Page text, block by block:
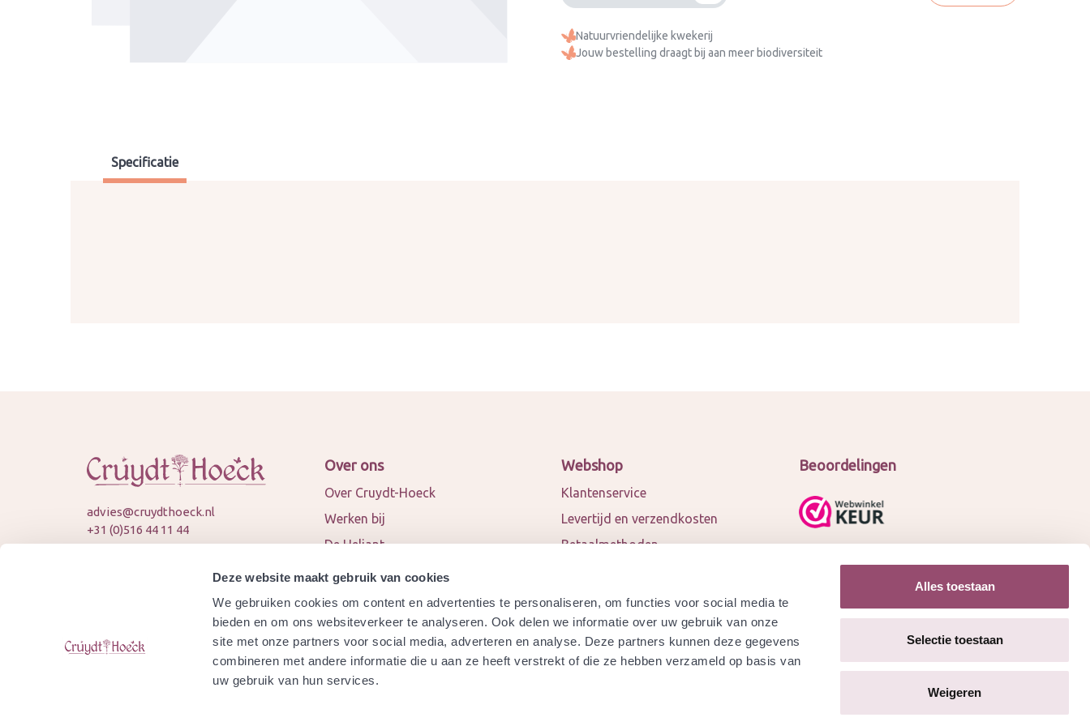
Deze website maakt gebruik van cookies
We gebruiken cookies om content en advertenties te personaliseren, om functies voor social media te
bieden en om ons websiteverkeer te analyseren. Ook delen we informatie over uw gebruik van onze
site met onze partners voor social media, adverteren en analyse. Deze partners kunnen deze gegevens
combineren met andere informatie die u aan ze heeft verstrekt of die ze hebben verzameld op basis van
uw gebruik van hun services.
Alles toestaan
Selectie toestaan
Weigeren
Natuurvriendelijke kwekerij
Jouw bestelling draagt bij aan meer biodiversiteit
Specificatie
advies@cruydthoeck.nl
+31 (0)516 44 11 44
Over ons
Over Cruydt-Hoeck
Werken bij
De Heliant
Nieuws en blogs
Contact
Samenwerkingspartners
Agenda
Is Cruydt-Hoeck biologisch
Webshop
Klantenservice
Levertijd en verzendkosten
Betaalmethoden
Privacy policy
Retourneren
Garantie
Beoordelingen